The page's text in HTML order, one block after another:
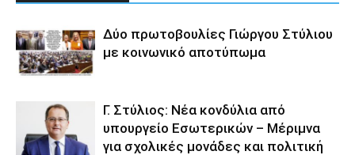
Δύο πρωτοβουλίες Γιώργου Στύλιου
με κοινωνικό αποτύπωμα
Γ. Στύλιος: Νέα κονδύλια από
υπουργείο Εσωτερικών – Μέριμνα
για σχολικές μονάδες και πολιτική